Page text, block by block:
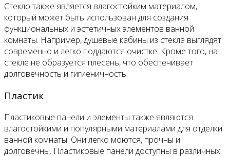
Стекло также является влагостойким материалом,
который может быть использован для создания
функциональных и эстетичных элементов ванной
комнаты. Например, душевые кабины из стекла выглядят
современно и легко поддаются очистке. Кроме того, на
стекле не образуется плесень, что обеспечивает
долговечность и гигиеничность.
Пластик
Пластиковые панели и элементы также являются
влагостойкими и популярными материалами для отделки
ванной комнаты. Они легко моются, прочны и
долговечны. Пластиковые панели доступны в различных